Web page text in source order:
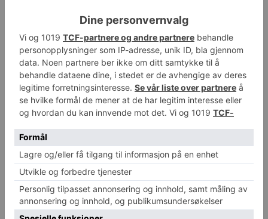
Se også: Godkjente første immunterapi for de med
leverkreft
Følg Helsesjefen.no på Google Discover
TAGS SMP